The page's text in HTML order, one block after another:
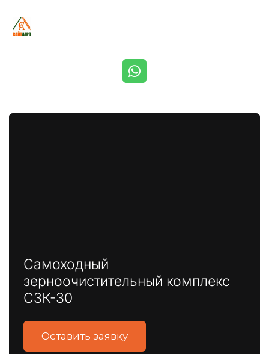
Самоходный
зерноочистительный комплекс
СЗК-30
Оставить заявку